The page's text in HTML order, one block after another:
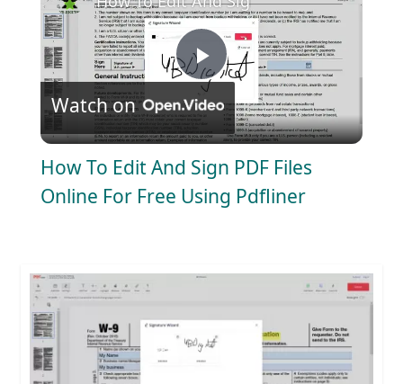
P
l
a
i
Watch on
How To Edit And Sign PDF Files
Online For Free Using Pdfliner